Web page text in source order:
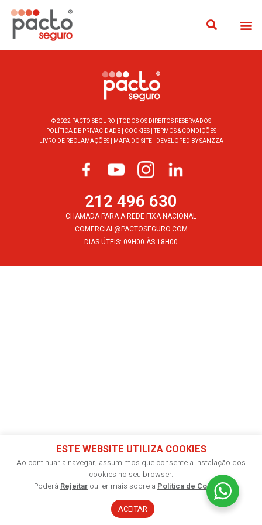
© 2022 PACTO SEGURO | TODOS OS DIREITOS RESERVADOS
POLÍTICA DE PRIVACIDADE| COOKIES|TERMOS & CONDIÇÕES
LIVRO DE RECLAMAÇÕES| MAPA DO SITE| DEVELOPED BYSANZZA
212 496 630
CHAMADA PARA A REDE FIXA NACIONAL
COMERCIAL@PACTOSEGURO.COM
DIAS ÚTEIS: 09H00 ÀS 18H00
ESTE WEBSITE UTILIZA COOKIES
Ao continuar a navegar, assumimos que consente a instalação dos
cookies no seu browser.
Poderá Rejeitar ou ler mais sobre a Política de Cookies.
ACEITAR